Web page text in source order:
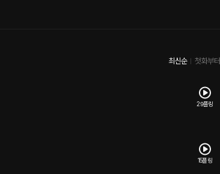
최신순 첫화부터
29플링
15플링